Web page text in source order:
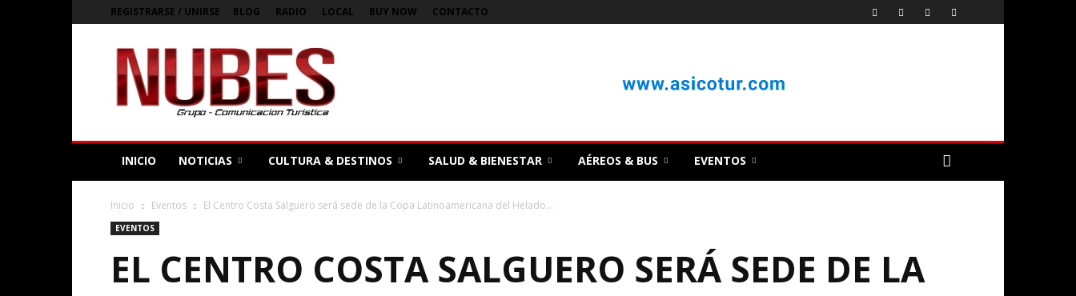
REGISTRARSE / UNIRSE BLOG RADIO LOCAL BUY NOW CONTACTO
Bienvenidos
Nubes
Magazine
de
Argentina
INICIO NOTICIAS CULTURA & DESTINOS SALUD & BIENESTAR AÉREOS & BUS EVENTOS
Inicio Eventos El Centro Costa Salguero será sede de la Copa Latinoamericana del Helado...
EVENTOS
EL CENTRO COSTA SALGUERO SERÁ SEDE DE LA